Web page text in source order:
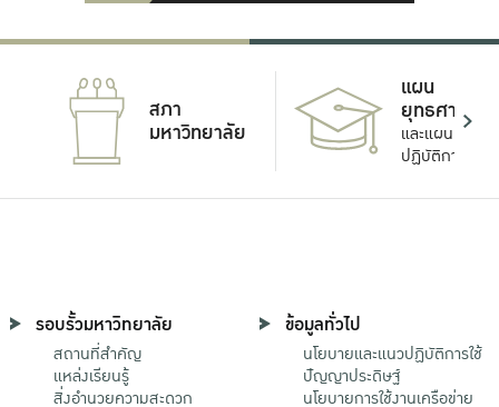
สภา
มหาวิทยาลัย
แผน
ยุทธศาสตร์
และแผน
ปฏิบัติการ
รอบรั้วมหาวิทยาลัย
สถานที่สำคัญ
แหล่งเรียนรู้
สิ่งอำนวยความสะดวก
ข้อมูลทั่วไป
นโยบายและแนวปฏิบัติการใช้
ปัญญาประดิษฐ์
นโยบายการใช้งานเครือข่าย